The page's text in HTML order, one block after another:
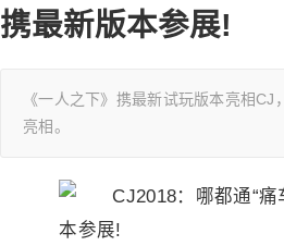
携最新版本参展!
《一人之下》携最新试玩版本亮相
亮相。